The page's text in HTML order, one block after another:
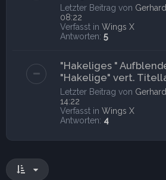
Letzter Beitrag von
08:22
Verfasst in Wings X
Antworten: 5
"Hakeliges "
"Hakelige" vert.
Letzter Beitrag von
14:22
Verfasst in Wings X
Antworten: 4